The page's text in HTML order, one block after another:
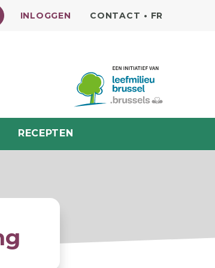
à rechercher
INLOGGEN CONTACT • FR
RECEPTEN